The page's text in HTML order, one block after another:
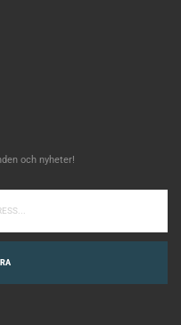
och nyheter!